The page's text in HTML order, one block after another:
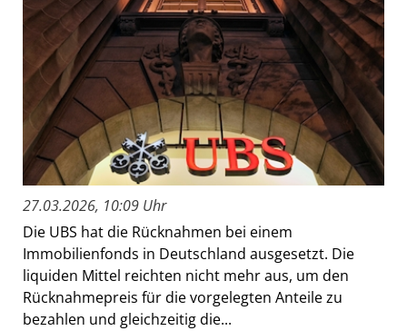
27.03.2026, 10:09 Uhr
Die UBS hat die Rücknahmen bei einem
Immobilienfonds in Deutschland ausgesetzt. Die
liquiden Mittel reichten nicht mehr aus, um den
Rücknahmepreis für die vorgelegten Anteile zu
bezahlen und gleichzeitig die...